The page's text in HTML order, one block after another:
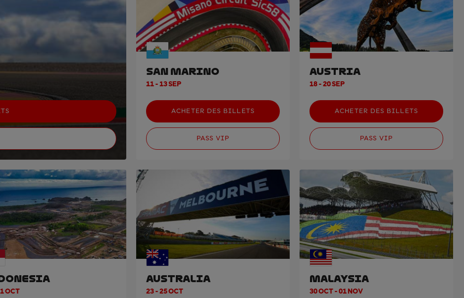
SAN MARINO
11 - 13 SEP
ACHETER DES BILLETS
PASS VIP
AUSTRIA
18 - 20 SEP
ACHETER DES BILLETS
PASS VIP
OCT
AUSTRALIA
23 - 25 OCT
MALAYSIA
30 OCT - 01 NOV